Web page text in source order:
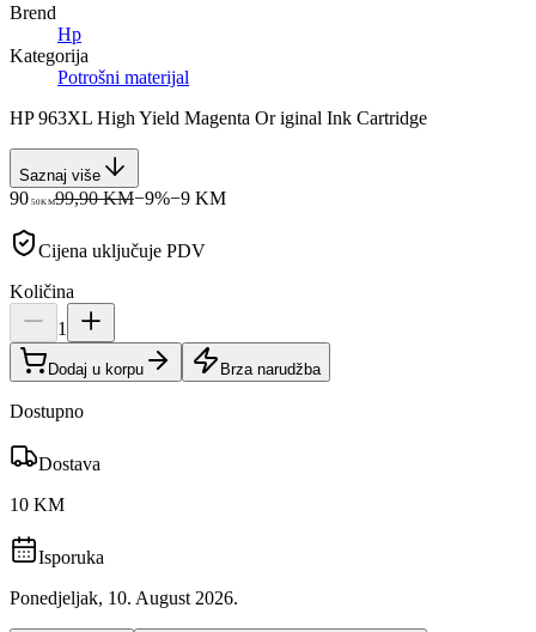
Brend
Hp
Kategorija
Potrošni materijal
HP 963XL High Yield Magenta Or iginal Ink Cartridge
Saznaj više
90 50KM99,90 KM−9%−9KM
Cijena uključuje PDV
Količina
1
Dodaj u korpu Brza narudžba
Dostupno
Dostava
10 KM
Isporuka
Ponedjeljak, 10. August 2026.